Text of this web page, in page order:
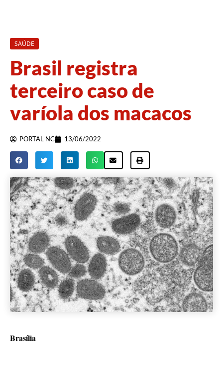
SAÚDE
Brasil registra
terceiro caso de
varíola dos macacos
PORTAL NC 13/06/2022
Brasília